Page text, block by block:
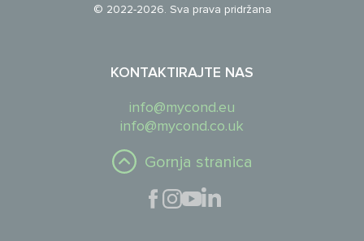
© 2022-2026. Sva prava pridržana
KONTAKTIRAJTE NAS
info@mycond.eu
info@mycond.co.uk
Gornja stranica